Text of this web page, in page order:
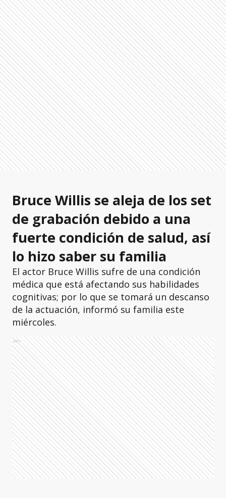
Bruce Willis se aleja de los set
de grabación debido a una
fuerte condición de salud, así
lo hizo saber su familia
El actor Bruce Willis sufre de una condición
médica que está afectando sus habilidades
cognitivas; por lo que se tomará un descanso
de la actuación, informó su familia este
miércoles.
Ads